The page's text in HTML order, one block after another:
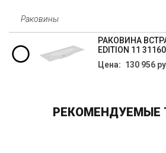
Раковины
РАКОВИНА
EDITION 11
Цена: 130 956
РЕКОМЕНДУЕМЫЕ